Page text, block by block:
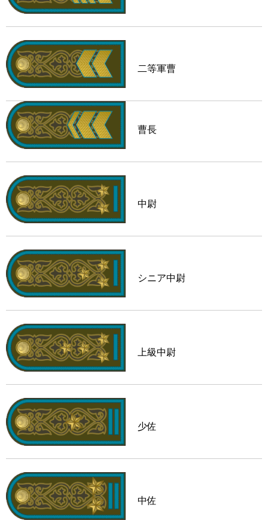
二等軍曹
曹長
中尉
シニア中尉
上級中尉
少佐
中佐